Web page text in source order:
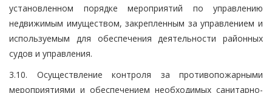
установленном порядке мероприятий по управлению
недвижимым имуществом, закрепленным за управлением и
используемым для обеспечения деятельности районных
судов и управления.
3.10. Осуществление контроля за противопожарными
мероприятиями и обеспечением необходимых санитарно-